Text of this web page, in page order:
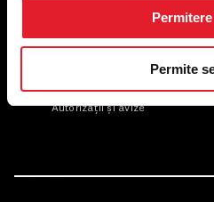
Permite
Adresă sediu: Bucureşti
239,
Autorizații și avize